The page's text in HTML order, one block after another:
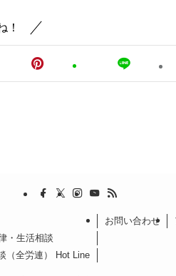
！
・生活相談
（全労連） Hot Line
お問い合わせ